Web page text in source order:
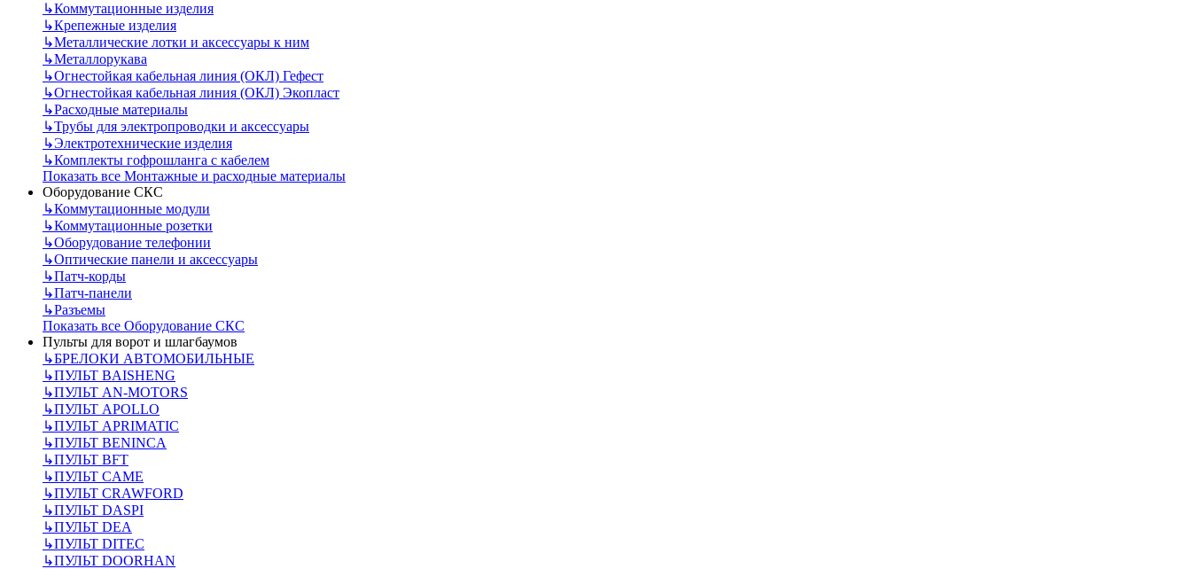
↳Коммутационные изделия
↳Крепежные изделия
↳Металлические лотки и аксессуары к ним
↳Металлорукава
↳Огнестойкая кабельная линия (ОКЛ) Гефест
↳Огнестойкая кабельная линия (ОКЛ) Экопласт
↳Расходные материалы
↳Трубы для электропроводки и аксессуары
↳Электротехнические изделия
↳Комплекты гофрошланга с кабелем
Показать все Монтажные и расходные материалы
Оборудование СКС
↳Коммутационные модули
↳Коммутационные розетки
↳Оборудование телефонии
↳Оптические панели и аксессуары
↳Патч-корды
↳Патч-панели
↳Разъемы
Показать все Оборудование СКС
Пульты для ворот и шлагбаумов
↳БРЕЛОКИ АВТОМОБИЛЬНЫЕ
↳ПУЛЬТ BAISHENG
↳ПУЛЬТ AN-MOTORS
↳ПУЛЬТ APOLLO
↳ПУЛЬТ APRIMATIC
↳ПУЛЬТ BENINCA
↳ПУЛЬТ BFT
↳ПУЛЬТ CAME
↳ПУЛЬТ CRAWFORD
↳ПУЛЬТ DASPI
↳ПУЛЬТ DEA
↳ПУЛЬТ DITEC
↳ПУЛЬТ DOORHAN